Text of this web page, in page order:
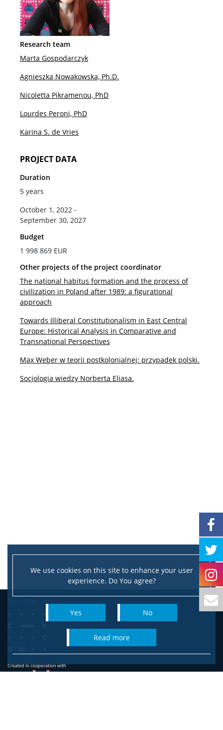
We use cookies on this site to enhance your user
experience. Do You agree?
Yes No
read more
Research team
Marta Gospodarczyk
Agnieszka Nowakowska, Ph.D.
Nicoletta Pikramenou, PhD
Lourdes Peroni, PhD
Karina S. de Vries
PROJECT DATA
Duration
5 years
October 1, 2022 -
September 30, 2027
Budget
1 998 869 EUR
Other projects of the project coordinator
The national habitus formation and the process of
civilization in Poland after 1989: a figurational
approach
Towards Illiberal Constitutionalism in East Central
Europe: Historical Analysis in Comparative and
Transnational Perspectives
Max Weber w teorii postkolonialnej: przypadek polski.
Socjologia wiedzy Norberta Eliasa.